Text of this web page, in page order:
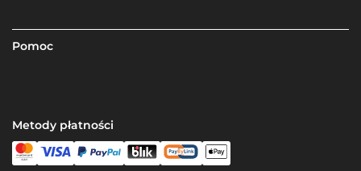
Pomoc
Metody płatności